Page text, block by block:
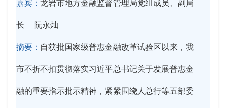
嘉宾： 龙岩市地方金融监督管理局党组成员、副局
长 阮永灿
摘要： 自获批国家级普惠金融改革试验区以来，我
市不折不扣贯彻落实习近平总书记关于发展普惠金
融的重要指示批示精神，紧紧围绕人总行等五部委